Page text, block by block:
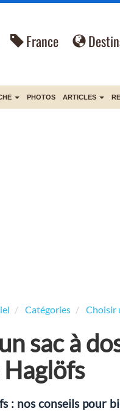
France
PHOTOS ARTICLES
Catégories Choisir
sac à
: nos conseils